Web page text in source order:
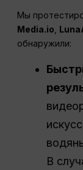
Мы
Media.io
обнаружили:
В